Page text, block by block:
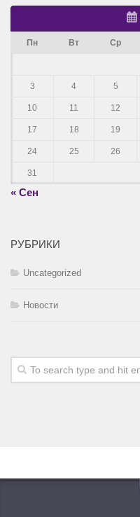
Пн Вт Ср
3 4 5
10 11 12
17 18 19
24 25 26
31
« Сен
РУБРИКИ
Uncategorized
Новости